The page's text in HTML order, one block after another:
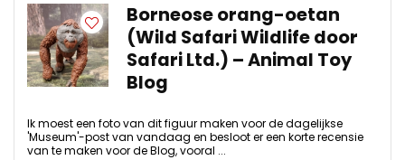
Borneose orang-oetan
(Wild Safari Wildlife door
Safari Ltd.) – Animal Toy
Blog
Ik moest een foto van dit figuur maken voor de dagelijkse
'Museum'-post van vandaag en besloot er een korte recensie
van te maken voor de Blog, vooral ...